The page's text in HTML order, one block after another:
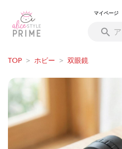
マイページ
TOP > ホビー > 双眼鏡